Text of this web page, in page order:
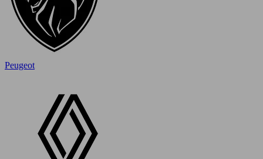
Peugeot